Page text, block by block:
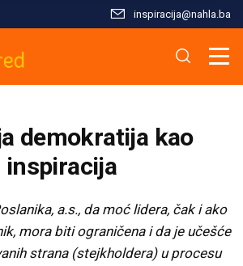
inspiracija@nahla.bа
demokratija kao
inspiracija
a.s., da moć lidera, čak i ako
mora biti ograničena i da je učešće
strana (stejkholdera) u procesu
Kur'an
izazovi